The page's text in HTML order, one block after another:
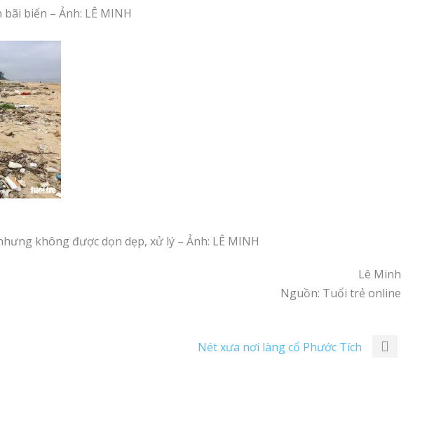
biển – Ảnh: LÊ MINH
không được dọn dẹp, xử lý – Ảnh: LÊ MINH
Lê Minh
Nguồn: Tuổi trẻ online
Nét xưa nơi làng cổ Phước Tích